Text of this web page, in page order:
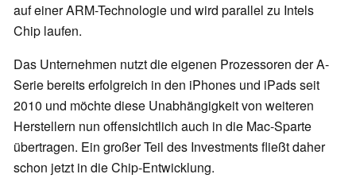
auf einer ARM-Technologie und wird parallel zu Intels
Chip laufen.
Das Unternehmen nutzt die eigenen Prozessoren der A-
Serie bereits erfolgreich in den iPhones und iPads seit
2010 und möchte diese Unabhängigkeit von weiteren
Herstellern nun offensichtlich auch in die Mac-Sparte
übertragen. Ein großer Teil des Investments fließt daher
schon jetzt in die Chip-Entwicklung.